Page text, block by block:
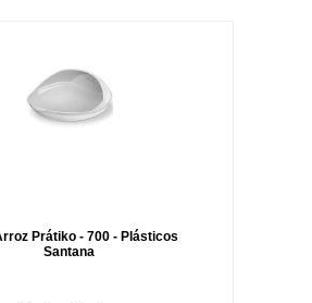
Prátiko - 700 - Plásticos
Santana